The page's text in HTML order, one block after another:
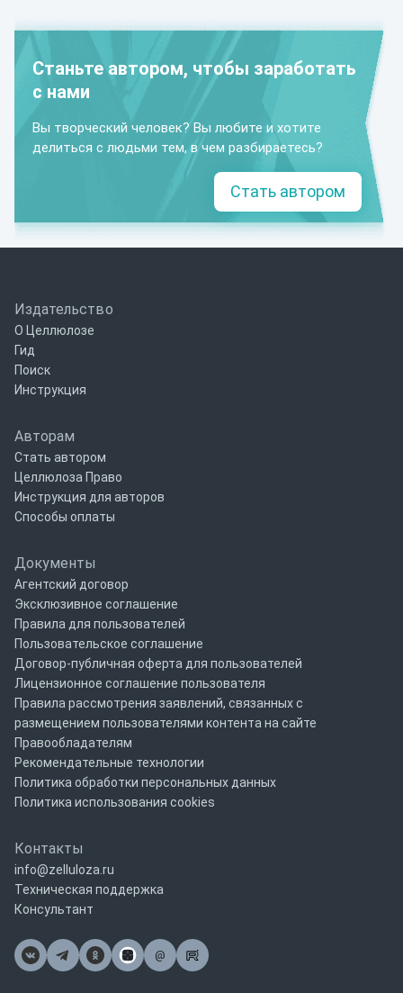
Станьте автором, чтобы заработать
с нами
Вы творческий человек? Вы любите и хотите
делиться с людьми тем, в чем разбираетесь?
Стать автором
Издательство
О Целлюлозе
Гид
Поиск
Инструкция
Авторам
Стать автором
Целлюлоза Право
Инструкция для авторов
Способы оплаты
Документы
Агентский договор
Эксклюзивное соглашение
Правила для пользователей
Пользовательское соглашение
Договор-публичная оферта для пользователей
Лицензионное соглашение пользователя
Правила рассмотрения заявлений, связанных с
размещением пользователями контента на сайте
Правообладателям
Рекомендательные технологии
Политика обработки персональных данных
Политика использования cookies
Контакты
info@zelluloza.ru
Техническая поддержка
Консультант
@
Почта